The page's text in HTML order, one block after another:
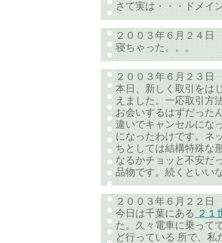
さて実は・・・ドメイ
２００３年６月２４日
寝ちゃった。。。
２００３年６月２３日
本日、新しく取引をは
えました。一応取引方
お会いするはずだった
違いでキャンセルにな
になったわけです。ネ
ちとしては結構特殊な
なるかチョッと不安だ
品物です。続くといい
２００３年６月２２日
今日は千葉にある ２１
た。久々電車に乗って
ど行っている 所で、